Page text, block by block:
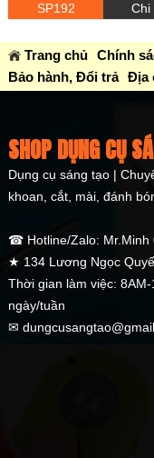
SP192 Chi
Trang chủ Chính
Bảo hành, Đổi trả Địa
SHOP DỤNG CỤ
Dụng cụ sáng tạo |
khoan, cắt, mài, đánh
☎ Hotline/Zalo: Mr.Minh
★ 134 Lương Ngọc
Thời gian làm việc:
ngày/tuần
✉